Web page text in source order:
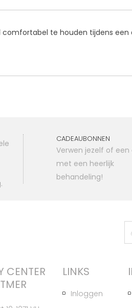
te houden tijdens
CADEAUBONNEN
Verwen jezelf of een
met een heerlijk
behandeling!
CENTER
LINKS
Inloggen